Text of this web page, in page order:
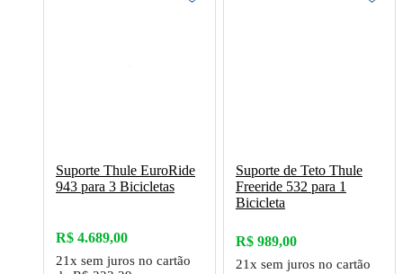
Suporte Thule EuroRide
943 para 3 Bicicletas
R$ 4.689,00
21x sem juros no cartão
Suporte de Teto Thule
Freeride 532 para 1
Bicicleta
R$ 989,00
21x sem juros no cartão